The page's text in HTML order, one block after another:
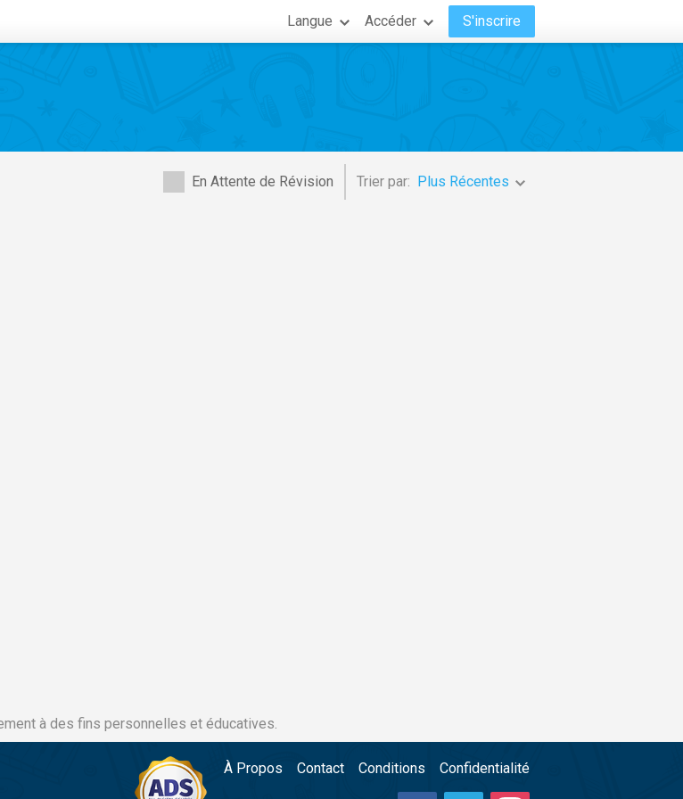
Langue Accéder S'inscrire
En Attente de Révision Trier par: Plus Récentes
à des fins personnelles et éducatives.
À Propos Contact Conditions Confidentialité